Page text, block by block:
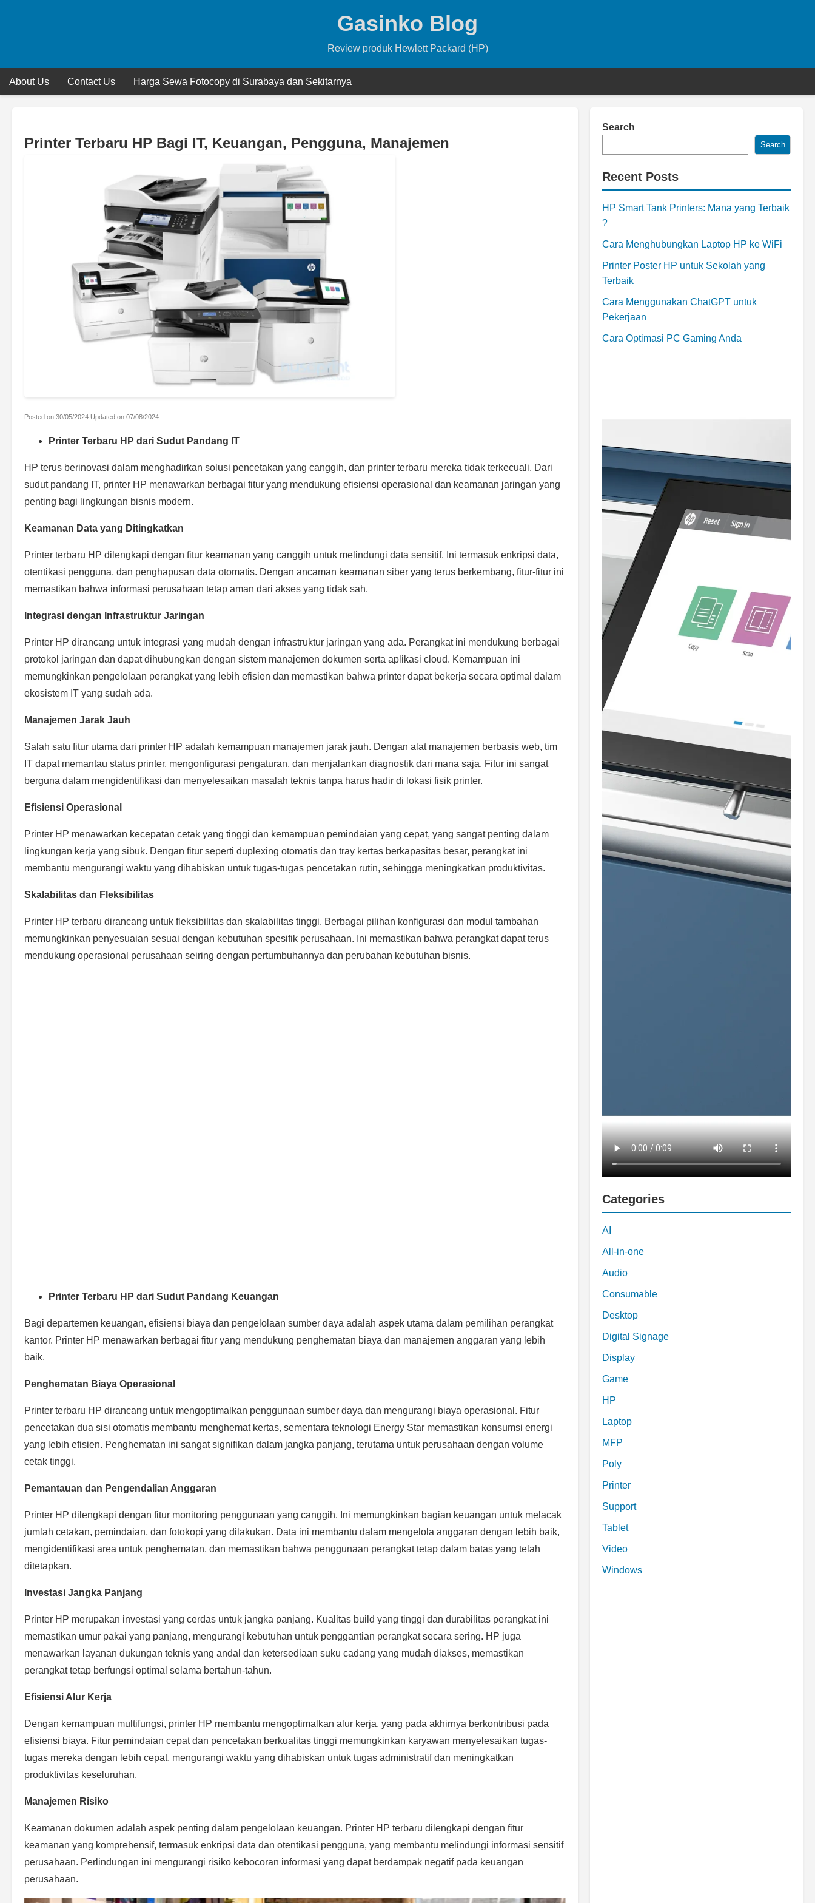
Gasinko Blog
Review produk Hewlett Packard (HP)
About Us Contact Us Harga Sewa Fotocopy di Surabaya dan Sekitarnya
Printer Terbaru HP Bagi IT, Keuangan, Pengguna, Manajemen
Posted on 30/05/2024 Updated on 07/08/2024
Printer Terbaru HP dari Sudut Pandang IT
HP terus berinovasi dalam menghadirkan solusi pencetakan yang canggih, dan printer terbaru mereka tidak terkecuali. Dari
sudut pandang IT, printer HP menawarkan berbagai fitur yang mendukung efisiensi operasional dan keamanan jaringan yang
penting bagi lingkungan bisnis modern.
Keamanan Data yang Ditingkatkan
Printer terbaru HP dilengkapi dengan fitur keamanan yang canggih untuk melindungi data sensitif. Ini termasuk enkripsi data,
otentikasi pengguna, dan penghapusan data otomatis. Dengan ancaman keamanan siber yang terus berkembang, fitur-fitur ini
memastikan bahwa informasi perusahaan tetap aman dari akses yang tidak sah.
Integrasi dengan Infrastruktur Jaringan
Printer HP dirancang untuk integrasi yang mudah dengan infrastruktur jaringan yang ada. Perangkat ini mendukung berbagai
protokol jaringan dan dapat dihubungkan dengan sistem manajemen dokumen serta aplikasi cloud. Kemampuan ini
memungkinkan pengelolaan perangkat yang lebih efisien dan memastikan bahwa printer dapat bekerja secara optimal dalam
ekosistem IT yang sudah ada.
Manajemen Jarak Jauh
Salah satu fitur utama dari printer HP adalah kemampuan manajemen jarak jauh. Dengan alat manajemen berbasis web, tim
IT dapat memantau status printer, mengonfigurasi pengaturan, dan menjalankan diagnostik dari mana saja. Fitur ini sangat
berguna dalam mengidentifikasi dan menyelesaikan masalah teknis tanpa harus hadir di lokasi fisik printer.
Efisiensi Operasional
Printer HP menawarkan kecepatan cetak yang tinggi dan kemampuan pemindaian yang cepat, yang sangat penting dalam
lingkungan kerja yang sibuk. Dengan fitur seperti duplexing otomatis dan tray kertas berkapasitas besar, perangkat ini
membantu mengurangi waktu yang dihabiskan untuk tugas-tugas pencetakan rutin, sehingga meningkatkan produktivitas.
Skalabilitas dan Fleksibilitas
Printer HP terbaru dirancang untuk fleksibilitas dan skalabilitas tinggi. Berbagai pilihan konfigurasi dan modul tambahan
memungkinkan penyesuaian sesuai dengan kebutuhan spesifik perusahaan. Ini memastikan bahwa perangkat dapat terus
mendukung operasional perusahaan seiring dengan pertumbuhannya dan perubahan kebutuhan bisnis.
Printer Terbaru HP dari Sudut Pandang Keuangan
Bagi departemen keuangan, efisiensi biaya dan pengelolaan sumber daya adalah aspek utama dalam pemilihan perangkat
kantor. Printer HP menawarkan berbagai fitur yang mendukung penghematan biaya dan manajemen anggaran yang lebih
baik.
Penghematan Biaya Operasional
Printer terbaru HP dirancang untuk mengoptimalkan penggunaan sumber daya dan mengurangi biaya operasional. Fitur
pencetakan dua sisi otomatis membantu menghemat kertas, sementara teknologi Energy Star memastikan konsumsi energi
yang lebih efisien. Penghematan ini sangat signifikan dalam jangka panjang, terutama untuk perusahaan dengan volume
cetak tinggi.
Pemantauan dan Pengendalian Anggaran
Printer HP dilengkapi dengan fitur monitoring penggunaan yang canggih. Ini memungkinkan bagian keuangan untuk melacak
jumlah cetakan, pemindaian, dan fotokopi yang dilakukan. Data ini membantu dalam mengelola anggaran dengan lebih baik,
mengidentifikasi area untuk penghematan, dan memastikan bahwa penggunaan perangkat tetap dalam batas yang telah
ditetapkan.
Investasi Jangka Panjang
Printer HP merupakan investasi yang cerdas untuk jangka panjang. Kualitas build yang tinggi dan durabilitas perangkat ini
memastikan umur pakai yang panjang, mengurangi kebutuhan untuk penggantian perangkat secara sering. HP juga
menawarkan layanan dukungan teknis yang andal dan ketersediaan suku cadang yang mudah diakses, memastikan
perangkat tetap berfungsi optimal selama bertahun-tahun.
Efisiensi Alur Kerja
Dengan kemampuan multifungsi, printer HP membantu mengoptimalkan alur kerja, yang pada akhirnya berkontribusi pada
efisiensi biaya. Fitur pemindaian cepat dan pencetakan berkualitas tinggi memungkinkan karyawan menyelesaikan tugas-
tugas mereka dengan lebih cepat, mengurangi waktu yang dihabiskan untuk tugas administratif dan meningkatkan
produktivitas keseluruhan.
Manajemen Risiko
Keamanan dokumen adalah aspek penting dalam pengelolaan keuangan. Printer HP terbaru dilengkapi dengan fitur
keamanan yang komprehensif, termasuk enkripsi data dan otentikasi pengguna, yang membantu melindungi informasi sensitif
perusahaan. Perlindungan ini mengurangi risiko kebocoran informasi yang dapat berdampak negatif pada keuangan
perusahaan.
Search
Search
Recent Posts
HP Smart Tank Printers: Mana yang Terbaik
?
Cara Menghubungkan Laptop HP ke WiFi
Printer Poster HP untuk Sekolah yang
Terbaik
Cara Menggunakan ChatGPT untuk
Pekerjaan
Cara Optimasi PC Gaming Anda
Categories
AI
All-in-one
Audio
Consumable
Desktop
Digital Signage
Display
Game
HP
Laptop
MFP
Poly
Printer
Support
Tablet
Video
Windows